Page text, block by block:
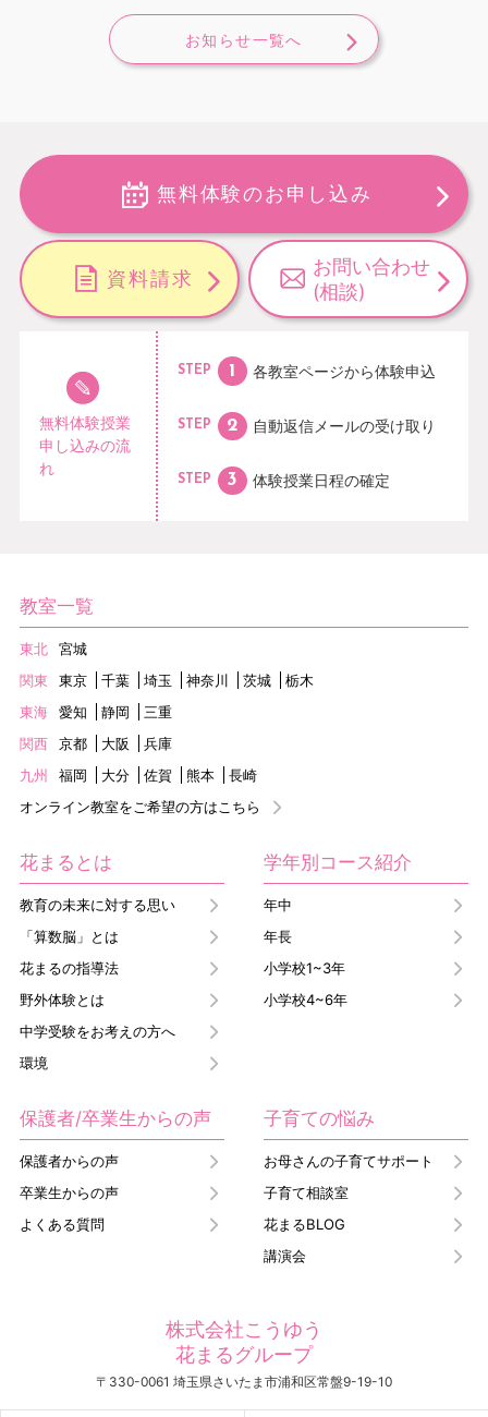
お知らせ一覧へ
無料体験のお申し込み
資料請求
お問い合わせ
(相談)
無料体験授業
申し込みの流
れ
STEP 各教室ページから体験申込
STEP 自動返信メールの受け取り
STEP 体験授業日程の確定
教室一覧
東北
宮城
関東
東京 千葉 埼玉 神奈川 茨城
栃木
東海
愛知 静岡
三重
関西
京都 大阪
兵庫
九州
福岡 大分 佐賀 熊本
長崎
オンライン教室をご希望の方はこちら
花まるとは
教育の未来に対する思い
「算数脳」とは
花まるの指導法
野外体験とは
中学受験をお考えの方へ
環境
学年別コース紹介
年中
年長
小学校1~3年
小学校4~6年
保護者/卒業生からの声
保護者からの声
卒業生からの声
よくある質問
子育ての悩み
お母さんの子育てサポート
子育て相談室
花まるBLOG
講演会
株式会社こうゆう
花まるグループ
〒330-0061 埼玉県さいたま市浦和区常盤9-19-10